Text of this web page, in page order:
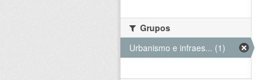
Grupos
Urbanismo e infraes... (1)